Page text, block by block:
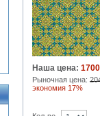
Наша цена:
Рыночная цена:
экономия 17%